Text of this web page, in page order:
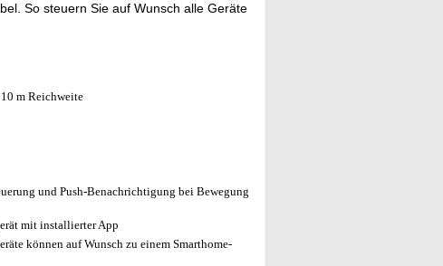
So steuern Sie auf Wunsch alle Geräte
m Reichweite
und Push-Benachrichtigung bei Bewegung
mit installierter App
können auf Wunsch zu einem Smarthome-